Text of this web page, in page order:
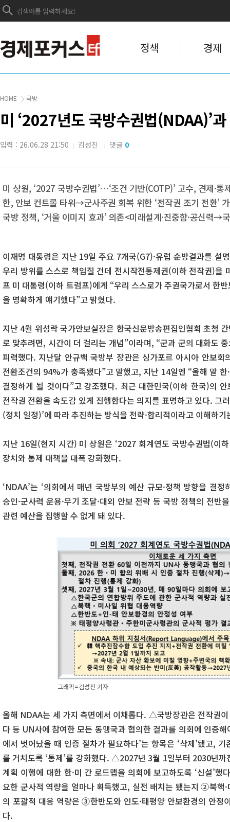
정책 경제
HOME 국방
미 ‘2027년도 국방수권법(NDAA)’
입력 : 26.06.28 21:50 | 김성진 | 댓글 0
미 상원, ‘2027 국방수권법’…‘조건 기반(COTP)’ 고수, 견제·통
한, 안보 컨트롤 타워→군사주권 회복 위한 ‘전작권 조기 전환’
국방 정책, ‘거울 이미지 효과’ 의존<미래설계·진중함·공신력→
이재명 대통령은 지난 19일 주요 7개국(G7)·유럽 순방결과를 설
우리 방위를 스스로 책임질 건데 전시작전통제권(이하 전작권)을
프 미 대통령(이하 트럼프)에게 “우리 스스로가 주권국가로서 한
을 명확하게 얘기했다”고 밝혔다.
지난 4월 위성락 국가안보실장은 한국신문방송편집인협회 초청
로 맞추려면, 시간이 더 걸리는 개념”이라며, “군과 군의 대화도
피력했다. 지난달 안규백 국방부 장관은 싱가포르 아시아 안보
전환조건의 94%가 충족됐다”고 말했고, 지난 14일엔 “올해 말
결정하게 될 것이다”고 강조했다. 최근 대한민국(이하 한국)의
전작권 전환을 속도감 있게 진행한다는 의지를 표명하고 있다. 그
(정치 일정)’에 따라 추진하는 방식을 전략·합리적이라고 이해하
지난 16일(현지 시간) 미 상원은 ‘2027 회계연도 국방수권법(이
장치와 통제 대책을 대폭 강화했다.
‘NDAA’는 ‘의회에서 매년 국방부의 예산 규모·정책 방향을 결
승인·군사력 운용·무기 조달·대외 안보 전략 등 국방 정책의 전반
관련 예산을 집행할 수 없게 돼 있다.
그래픽=김성진 기자
올해 NDAA는 세 가지 측면에서 이채롭다. △국방장관은 전작권이
다 등 UN사에 참여한 모든 동맹국과 협의한 결과를 의회에 인증
에서 벗어났을 때 인증 절차가 필요하다’는 항목은 ‘삭제’됐고,
를 거치도록 ‘통제’를 강화했다. △2027년 3월 1일부터 2030년
계획 이행에 대한 한·미 간 로드맵을 의회에 보고하도록 ‘신설’
요한 군사적 역량을 얼마나 획득했고, 실전 배치는 됐는지 ②북핵
의 포괄적 대응 역량은 ③한반도와 인도·태평양 안보환경의 안정
다.